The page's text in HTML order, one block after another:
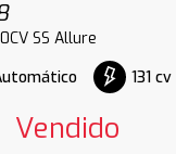
SS Allure
131 cv
Vendido